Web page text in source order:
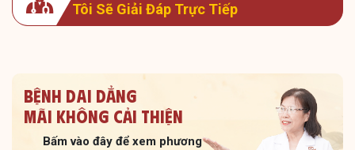
Tôi Sẽ Giải Đáp Trực Tiếp
Bệnh dai dẳng
Mãi không cải thiện
Bấm vào đây để xem phương